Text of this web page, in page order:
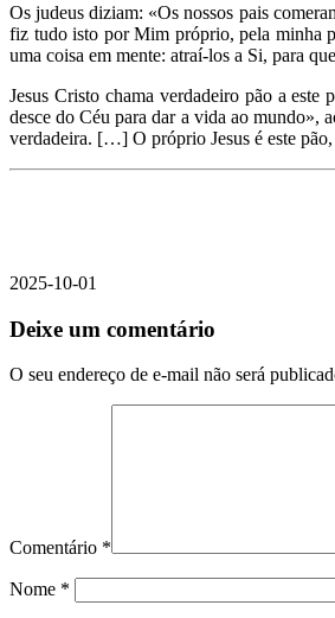
Os judeus diziam: «Os nossos pais
fiz tudo isto por Mim próprio, pela minha
uma coisa em mente: atraí-los a Si, para
Jesus Cristo chama verdadeiro pão a
desce do Céu para dar a vida ao mundo»,
verdadeira. […] O próprio Jesus é este pão,
2025-10-01
Deixe um comentário
O seu endereço de e-mail não será
Comentário *
Nome *